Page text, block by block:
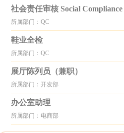
所属部门：QC
鞋业全检
所属部门：QC
展厅陈列员（兼职）
所属部门：开发部
办公室助理
所属部门：电商部